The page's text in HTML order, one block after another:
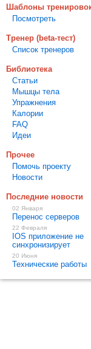
Шаблоны
Посмотреть
Тренер (beta-тест)
Список тренеров
Библиотека
Статьи
Мышцы тела
Упражнения
Калории
FAQ
Идеи
Прочее
Помочь проекту
Новости
Последние новости
02 Января
Перенос серверов
22 Февраля
IOS приложение не
синхронизирует
20 Июня
Технические работы